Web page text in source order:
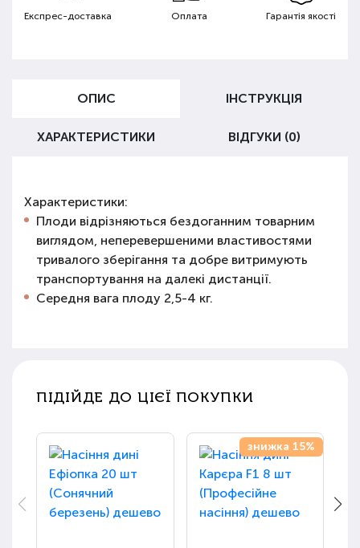
Експрес-доставка Оплата Гарантія якості
ОПИС ІНСТРУКЦІЯ
ХАРАКТЕРИСТИКИ ВІДГУКИ (0)
Характеристики:
Плоди відрізняються бездоганним товарним
виглядом, неперевершеними властивостями
тривалого зберігання та добре витримують
транспортування на далекі дистанції.
Середня вага плоду 2,5-4 кг.
ПІДІЙДЕ ДО ЦІЄЇ ПОКУПКИ
знижка 15%